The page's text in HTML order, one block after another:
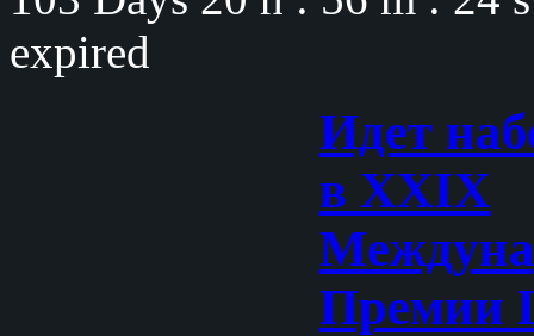
expired
Идет
в XXIX
Премии